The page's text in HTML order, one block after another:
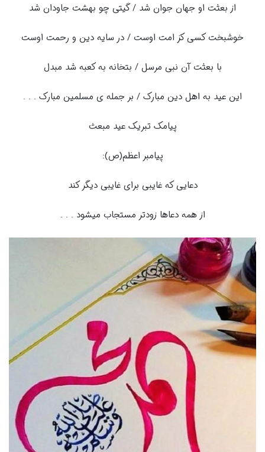
از بعثت او جهان جوان شد / گیتى چو بهشت جاودان شد
خوشبخت کسى کز امت اوست / در سایه دین و رحمت اوست
با بعثت آن نبى مرسل / بتخانه به کعبه شد مبدل‏
این عید به اهل دین مبارک / بر جمله ی مسلمین مبارک . . .
پیامک تبریک عید مبعث
پیامبر اعظم(ص):
دعایی که غایبی برای غایبی دیگر کند
از همه دعاها زودتر مستجاب میشود . . .